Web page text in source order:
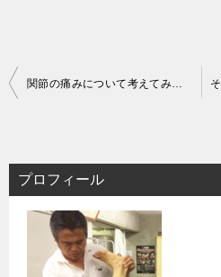
投
ビ
ゲ
プロフィール